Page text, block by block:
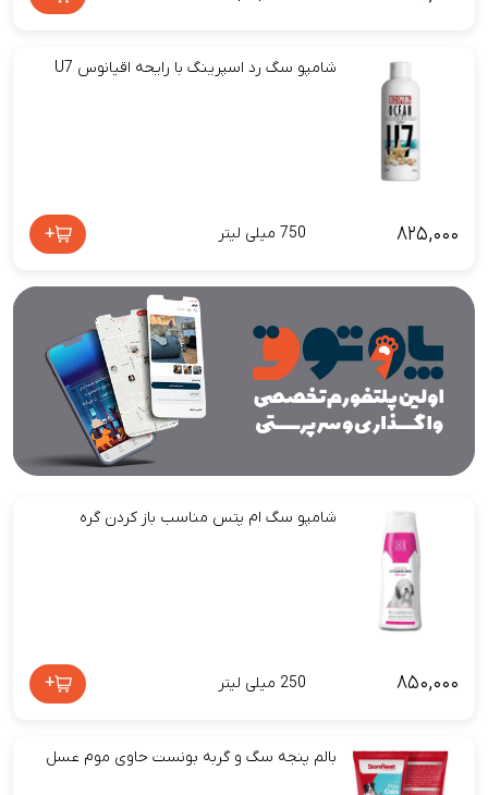
شامپو سگ رد اسپرینگ با رایحه اقیانوس U7
۸۲۵,۰۰۰ 750 میلی لیتر +
شامپو سگ ام پتس مناسب باز کردن گره
۸۵۰,۰۰۰ 250 میلی لیتر +
بالم پنجه سگ و گربه بونست حاوی موم عسل